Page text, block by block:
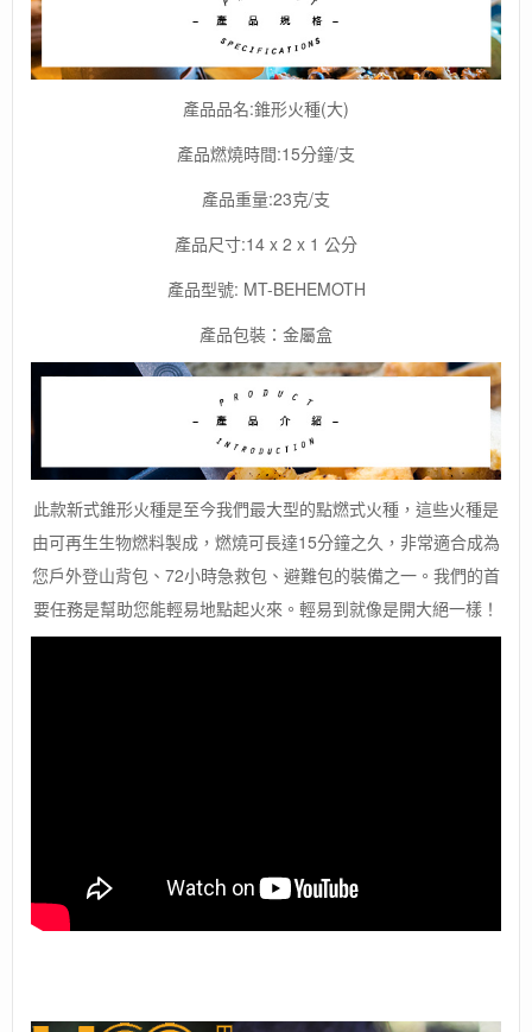
產品品名:錐形火種(大)
產品燃燒時間:15分鐘/支
產品重量:23克/支
產品尺寸:14 x 2 x 1 公分
產品型號: MT-BEHEMOTH
產品包裝：金屬盒
此款新式錐形火種是至今我們最大型的點燃式火種，這些火種是
由可再生生物燃料製成，燃燒可長達15分鐘之久，非常適合成為
您戶外登山背包、72小時急救包、避難包的裝備之一。我們的首
要任務是幫助您能輕易地點起火來。輕易到就像是開大絕一樣！